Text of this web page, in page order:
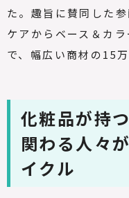
た。趣旨に賛同した
ケアからベース＆カ
で、幅広い商材の15
化粧品が持
関わる人々
イクル